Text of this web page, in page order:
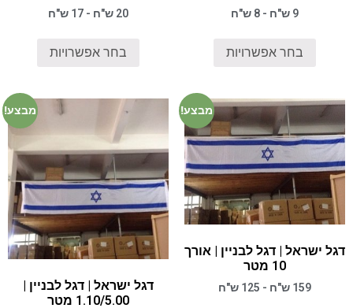
9 ש"ח - 8 ש"ח
בחר אפשרויות
20 ש"ח - 17 ש"ח
בחר אפשרויות
מבצע!
דגל ישראל | דגל לבניין | אורך
10 מטר
159 ש"ח - 125 ש"ח
מבצע!
דגל ישראל | דגל לבניין |
1.10/5.00 מטר